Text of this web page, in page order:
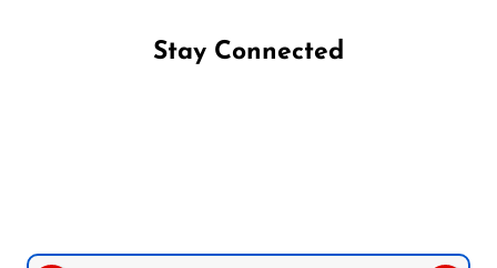
Stay Connected